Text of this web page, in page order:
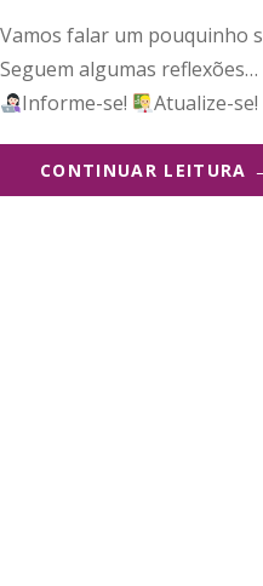
Vamos falar um pouquinho
Seguem algumas
Informe-se!
Atualize-se!
CONTINUAR LEITURA